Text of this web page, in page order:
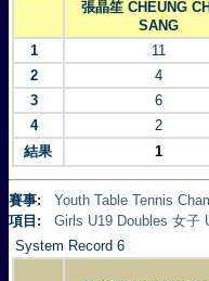
張晶笙 CHEUNG
SANG
1 11
2
4
3
6
4
2
結果
1
賽事:
Youth Table Tennis
項目:
Girls U19 Doubles 女子
System Record 6